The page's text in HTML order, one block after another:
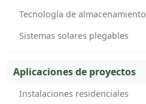
Tecnología de almacenamiento
Sistemas solares plegables
Aplicaciones de proyectos
Instalaciones residenciales